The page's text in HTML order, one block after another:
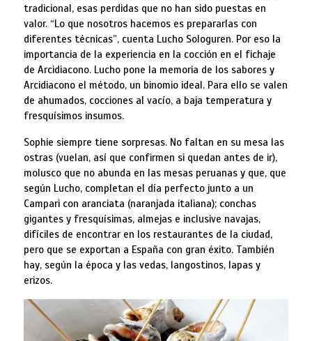
tradicional, esas perdidas que no han sido puestas en
valor. “Lo que nosotros hacemos es prepararlas con
diferentes técnicas”, cuenta Lucho Sologuren. Por eso la
importancia de la experiencia en la cocción en el fichaje
de Arcidiacono. Lucho pone la memoria de los sabores y
Arcidiacono el método, un binomio ideal. Para ello se valen
de ahumados, cocciones al vacío, a baja temperatura y
fresquísimos insumos.
Sophie siempre tiene sorpresas. No faltan en su mesa las
ostras (vuelan, así que confirmen si quedan antes de ir),
molusco que no abunda en las mesas peruanas y que, que
según Lucho, completan el día perfecto junto a un
Campari con aranciata (naranjada italiana); conchas
gigantes y fresquísimas, almejas e inclusive navajas,
difíciles de encontrar en los restaurantes de la ciudad,
pero que se exportan a España con gran éxito. También
hay, según la época y las vedas, langostinos, lapas y
erizos.